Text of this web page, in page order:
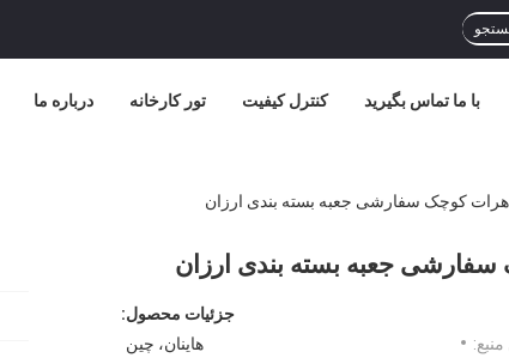
درباره ما تور کارخانه کنترل کیفیت با ما تماس بگیرید
کوچک سفارشی جعبه بسته بندی ارزان
سفارشی جعبه بسته بندی ارزان
جزئیات محصول:
هاینان، چین